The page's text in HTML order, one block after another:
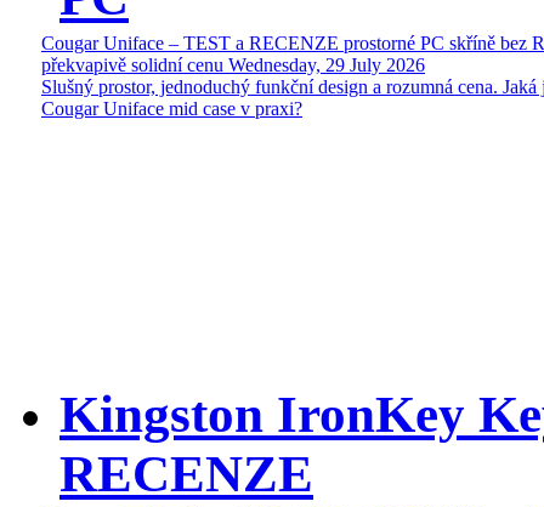
Cougar Uniface – TEST a RECENZE prostorné PC skříně bez
překvapivě solidní cenu Wednesday, 29 July 2026
Slušný prostor, jednoduchý funkční design a rozumná cena. Jaká
Cougar Uniface mid case v praxi?
Kingston IronKey
RECENZE